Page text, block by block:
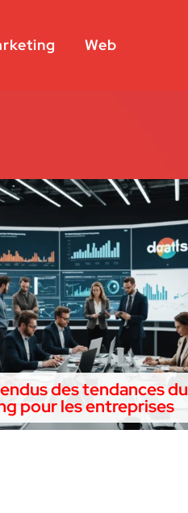
Web
des tendances du
pour les entreprises